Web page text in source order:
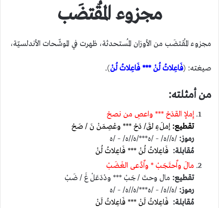
مجزوء المُقتضَب
مجزوء المُقتضَب من الأوزان المُستحدثة، ظهرت في الموشّحات الأندلسيّة،
صيغته: (فَاعِلاتُ لُنْ *** فَاعِلاتُ لُنْ).
من أمثلته:
إِملإ القدَحْ *** واعصِ من نصحْ
تقطيع: إملَءِ لقَ/ دَحْ *** وعْصِمَنْ نَ / صَحْ
رموز: /ه//ه/ – /ه***/ه//ه/ – /ه
مُقابلة: فَاعِلاتُ لُنْ *** فَاعِلاتُ لُنْ
مالَ واٌحتَجَبْ * واٌدَّعى الغَضَبْ
تقطيع: مال وحتَ / جَبْ *** ودْدَعَلْ غَ / ضَبْ
رموز: /ه//ه/ – /ه***/ه//ه/ – /ه
مُقابلة: فَاعِلاتُ لَنْ *** فَاعِلاتُ لَنْ